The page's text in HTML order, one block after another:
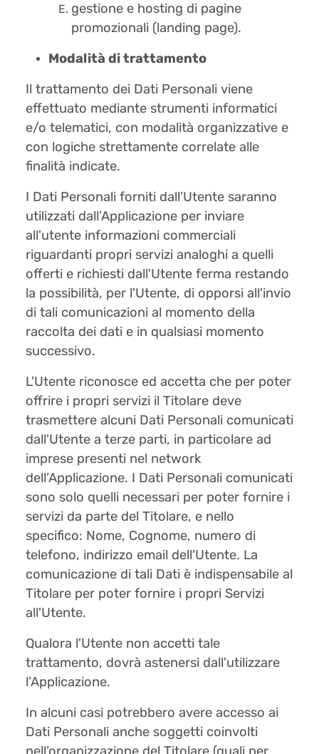
gestione e hosting di pagine
promozionali (landing page).
Modalità di trattamento
Il trattamento dei Dati Personali viene
effettuato mediante strumenti informatici
e/o telematici, con modalità organizzative e
con logiche strettamente correlate alle
finalità indicate.
I Dati Personali forniti dall’Utente saranno
utilizzati dall’Applicazione per inviare
all'utente informazioni commerciali
riguardanti propri servizi analoghi a quelli
offerti e richiesti dall'Utente ferma restando
la possibilità, per l'Utente, di opporsi all'invio
di tali comunicazioni al momento della
raccolta dei dati e in qualsiasi momento
successivo.
L'Utente riconosce ed accetta che per poter
offrire i propri servizi il Titolare deve
trasmettere alcuni Dati Personali comunicati
dall'Utente a terze parti, in particolare ad
imprese presenti nel network
dell’Applicazione. I Dati Personali comunicati
sono solo quelli necessari per poter fornire i
servizi da parte del Titolare, e nello
specifico: Nome, Cognome, numero di
telefono, indirizzo email dell'Utente. La
comunicazione di tali Dati è indispensabile al
Titolare per poter fornire i propri Servizi
all'Utente.
Qualora l'Utente non accetti tale
trattamento, dovrà astenersi dall'utilizzare
l’Applicazione.
In alcuni casi potrebbero avere accesso ai
Dati Personali anche soggetti coinvolti